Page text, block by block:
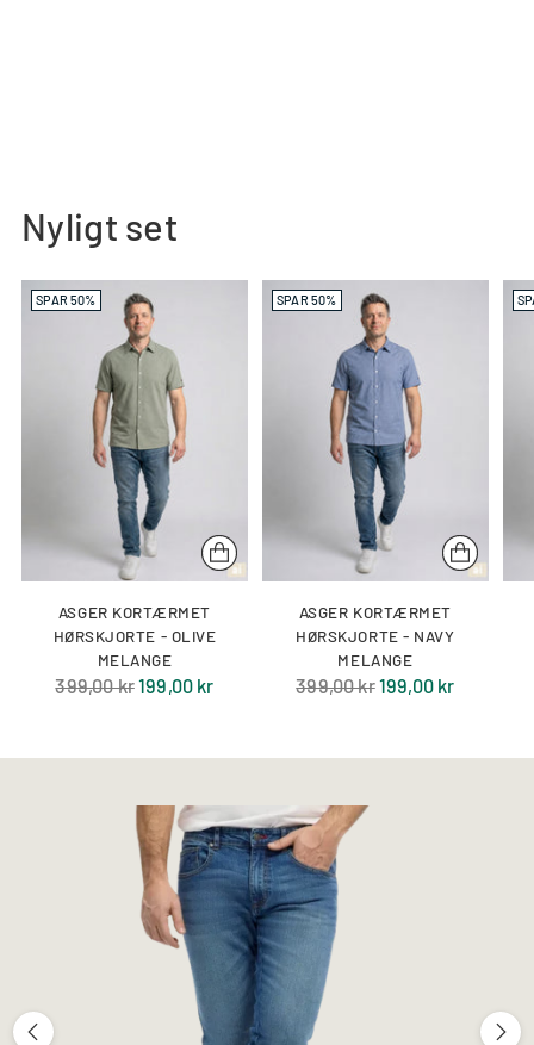
Nyligt set
SPAR 50%
ASGER KORTÆRMET
HØRSKJORTE - OLIVE
MELANGE
Normal
399,00 kr199,00 kr
SPAR 50%
ASGER KORTÆRMET
HØRSKJORTE - NAVY
MELANGE
Normal
399,00 kr199,00 kr